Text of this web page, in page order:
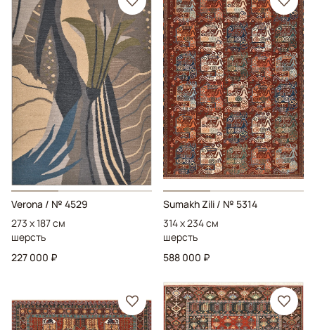
Verona / № 4529
273 x 187 см
шерсть
227 000 ₽
Sumakh Zili / № 5314
314 x 234 см
шерсть
588 000 ₽